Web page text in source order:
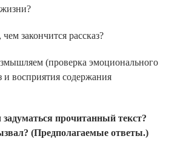
закончится рассказ?
(проверка эмоционального
и восприятия содержания
прочитанный текст?
(Предполагаемые ответы.)